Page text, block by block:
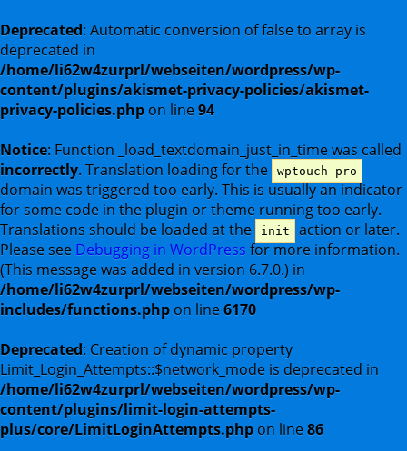
Deprecated: Automatic conversion of false to array is
deprecated in
/home/li62w4zurprl/webseiten/wordpress/wp-
content/plugins/akismet-privacy-policies/akismet-
privacy-policies.php on line94
Notice: Function _load_textdomain_just_in_time was called
incorrectly. Translation loading for the wptouch-pro
domain was triggered too early. This is usually an indicator
for some code in the plugin or theme running too early.
Translations should be loaded at the
init
action or later.
Please see Debugging in WordPress for more information.
(This message was added in version 6.7.0.) in
/home/li62w4zurprl/webseiten/wordpress/wp-
includes/functions.php on line6170
Deprecated: Creation of dynamic property
Limit_Login_Attempts::$network_mode is deprecated in
/home/li62w4zurprl/webseiten/wordpress/wp-
content/plugins/limit-login-attempts-
plus/core/LimitLoginAttempts.php on line86